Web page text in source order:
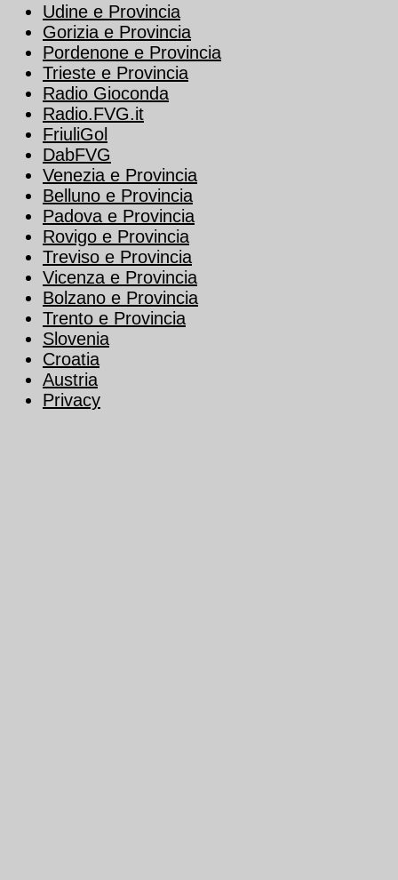
Udine e Provincia
Gorizia e Provincia
Pordenone e Provincia
Trieste e Provincia
Radio Gioconda
Radio.FVG.it
FriuliGol
DabFVG
Venezia e Provincia
Belluno e Provincia
Padova e Provincia
Rovigo e Provincia
Treviso e Provincia
Vicenza e Provincia
Bolzano e Provincia
Trento e Provincia
Slovenia
Croatia
Austria
Privacy